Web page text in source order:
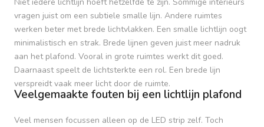
vragen juist om een subtiele smalle lijn. Andere ruimtes
werken beter met brede lichtvlakken. Een smalle lichtlijn oogt
minimalistisch en strak. Brede lijnen geven juist meer nadruk
aan het plafond. Vooral in grote ruimtes werkt dit goed.
Daarnaast speelt de lichtsterkte een rol. Een brede lijn
verspreidt vaak meer licht door de ruimte.
Veelgemaakte fouten bij een lichtlijn plafond
Veel mensen focussen alleen op de LED strip zelf. Toch